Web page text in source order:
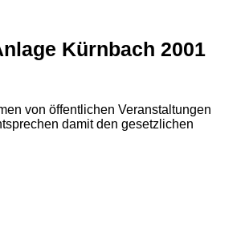
Kürnbach 2001
von öffentlichen Veranstaltungen
damit den gesetzlichen